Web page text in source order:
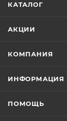
КАТАЛОГ
АКЦИИ
КОМПАНИЯ
ИНФОРМАЦИЯ
ПОМОЩЬ